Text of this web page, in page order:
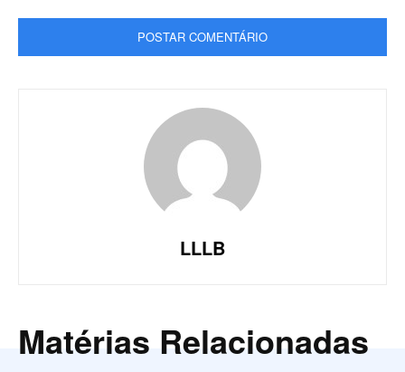
LLLB
Matérias Relacionadas